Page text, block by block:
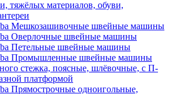
тяжёлых материалов, обуви,
Мешкозашивочные швейные машины
Оверлочные швейные машины
Петельные швейные машины
Промышленные швейные машины
стежка, поясные, шлёвочные, с П-
платформой
Прямострочные одноигольные,